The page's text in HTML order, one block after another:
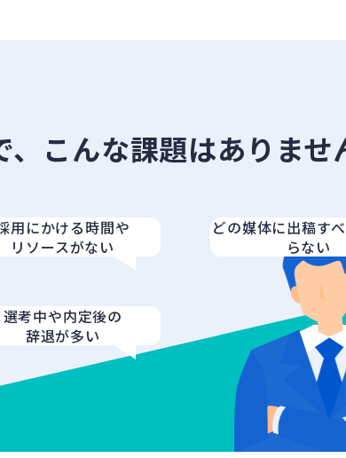
こんな課題はありませ
用にかける時間や
リソースがない
どの媒体に出稿す
らない
選考中や内定後の
辞退が多い